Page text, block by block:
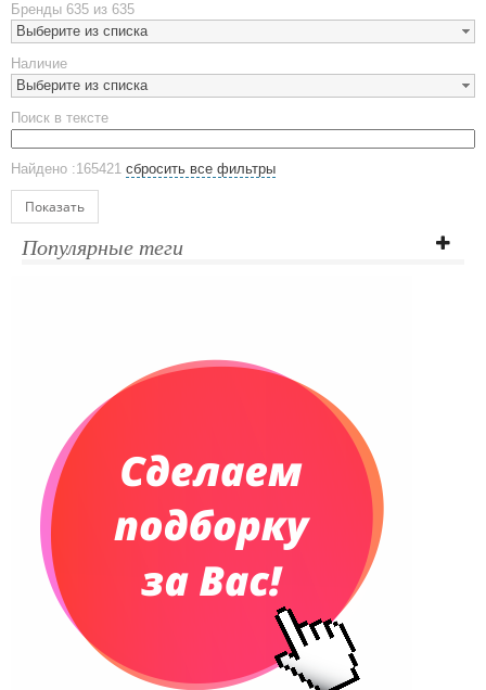
Наборы посуды
Предметы сервировки
Стаканы
Эко кружки
ЕВРОПОСУДА
Аксессуары
Ежедневники и блокноты
Датированные ежедневники
Планинги недатированные
Телефонные книжки
Сумки и Рюкзаки
Сумки для планшетов и ноутбуков
Рюкзаки
Конференц-сумки
Сумки для покупок промо
Несессеры и косметички
Сумки дорожные
Бренды 635 из 635
Выберите из списка
Наличие
Выберите из списка
Поиск в тексте
Найдено :165421 сбросить все фильтры
Показать
Популярные теги